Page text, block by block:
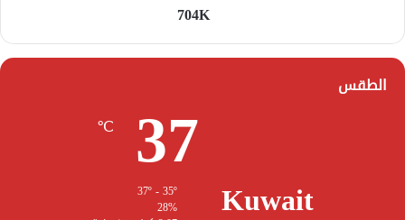
704K
الطقس
Kuwait
37
℃
28%